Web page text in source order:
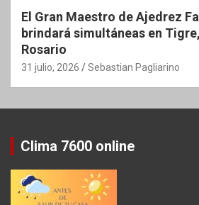
El Gran Maestro de Ajedrez
brindará simultáneas en
Rosario
31 julio, 2026 Sebastian Pagliarino
Clima 7600 online